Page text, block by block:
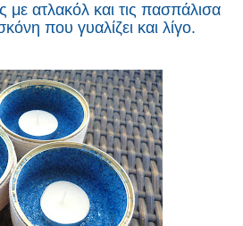
ατλακόλ και τις πασπάλισα
που γυαλίζει και λίγο.